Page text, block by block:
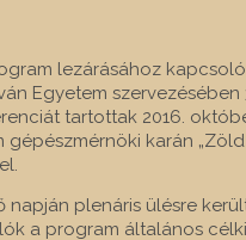
lezárásához
Egyetem szervezésében
tartottak 2016.
gépészmérnöki karán „Zöld
napján plenáris ülésre
a program általános